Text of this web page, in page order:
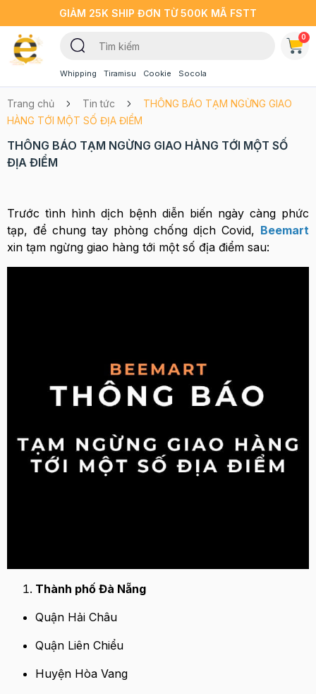
GIẢM 25K SHIP ĐƠN TỪ 500K MÃ FSTT
Whipping Tiramisu Cookie Socola
0
Trang chủ Tin tức
THÔNG BÁO TẠM NGỪNG GIAO
HÀNG TỚI MỘT SỐ ĐỊA ĐIỂM
THÔNG BÁO TẠM NGỪNG GIAO HÀNG TỚI MỘT SỐ
ĐỊA ĐIỂM
Trước tình hình dịch bệnh diễn biến ngày càng phức
tạp, để chung tay phòng chống dịch Covid, Beemart
xin tạm ngừng giao hàng tới một số địa điểm sau:
Thành phố Đà Nẵng
Quận Hải Châu
Quận Liên Chiểu
Huyện Hòa Vang